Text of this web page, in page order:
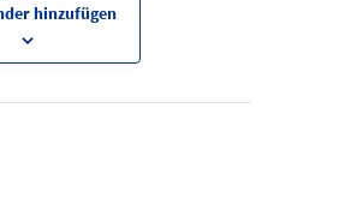
hinzufügen